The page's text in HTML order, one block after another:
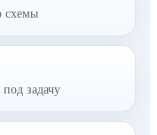
схемы
задачу